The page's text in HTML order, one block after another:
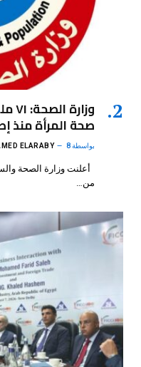
صحة المرأة منذ
بواسطة ELARABY 8 أغسطس، 2026
من…